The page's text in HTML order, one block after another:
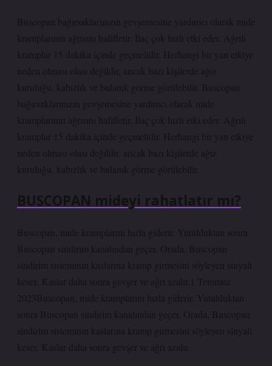
Buscopan bağırsaklarınızın gevşemesine yardımcı olarak mide
kramplarının ağrısını hafifletir. İlaç çok hızlı etki eder. Ağrılı
kramplar 15 dakika içinde geçmelidir. Herhangi bir yan etkiye
neden olması olası değildir, ancak bazı kişilerde ağız
kuruluğu, kabızlık ve bulanık görme görülebilir. Buscopan
bağırsaklarınızın gevşemesine yardımcı olarak mide
kramplarının ağrısını hafifletir. İlaç çok hızlı etki eder. Ağrılı
kramplar 15 dakika içinde geçmelidir. Herhangi bir yan etkiye
neden olması olası değildir, ancak bazı kişilerde ağız
kuruluğu, kabızlık ve bulanık görme görülebilir.
BUSCOPAN mideyi rahatlatır mı?
Buscopan, mide kramplarını hızla giderir. Yutulduktan sonra
Buscopan sindirim kanalından geçer. Orada, Buscopan
sindirim sisteminin kaslarına kramp girmesini söyleyen sinyali
keser. Kaslar daha sonra gevşer ve ağrı azalır.1 Temmuz
2023Buscopan, mide kramplarını hızla giderir. Yutulduktan
sonra Buscopan sindirim kanalından geçer. Orada, Buscopan
sindirim sisteminin kaslarına kramp girmesini söyleyen sinyali
keser. Kaslar daha sonra gevşer ve ağrı azalır.